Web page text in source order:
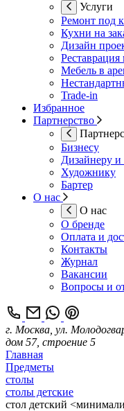
Услуги
Ремонт под
Кухни на
Дизайн
Реставрация
Мебель в
Trade-in
Избранное
Партнерство
Бизнесу
Дизайнеру и
Художнику
Бартер
О нас
О нас
О бренде
Оплата и
Контакты
Журнал
Вакансии
Вопросы и
г. Москва, ул.
дом 57, строение 5
Главная
Предметы
столы
столы детские
стол детский